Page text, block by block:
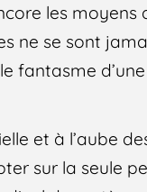
les moyens
ne se sont
fantasme
et à l’aube
sur la seule